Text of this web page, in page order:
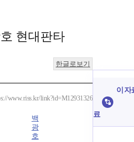
현대판타
한글로보기
www.riss.kr/link?id=M12931326
백
광
호
이 자
료